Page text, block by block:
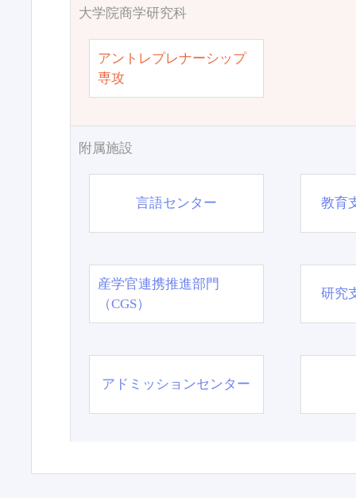
大学院商学研究科
アントレプレナーシップ
専攻
附属施設
言語センター 教育
産学官連携推進部門
（CGS）
研究
アドミッションセンター